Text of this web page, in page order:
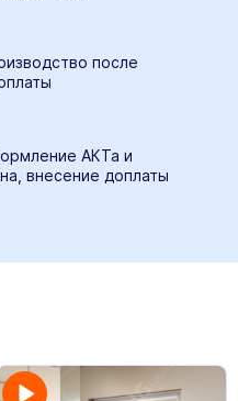
после
АКТа и
внесение доплаты